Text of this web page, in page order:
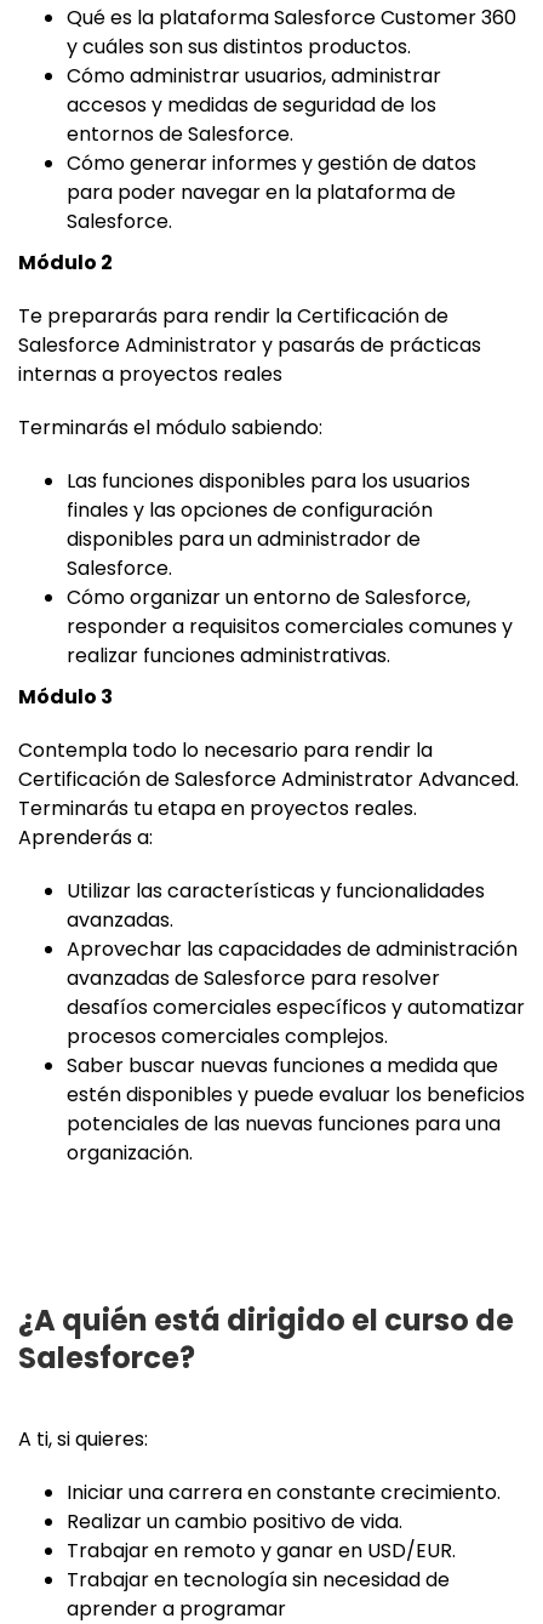
Qué es la plataforma Salesforce Customer 360
y cuáles son sus distintos productos.
Cómo administrar usuarios, administrar
accesos y medidas de seguridad de los
entornos de Salesforce.
Cómo generar informes y gestión de datos
para poder navegar en la plataforma de
Salesforce.
Módulo 2
Te prepararás para rendir la Certificación de
Salesforce Administrator y pasarás de prácticas
internas a proyectos reales
Terminarás el módulo sabiendo:
Las funciones disponibles para los usuarios
finales y las opciones de configuración
disponibles para un administrador de
Salesforce.
Cómo organizar un entorno de Salesforce,
responder a requisitos comerciales comunes y
realizar funciones administrativas.
Módulo 3
Contempla todo lo necesario para rendir la
Certificación de Salesforce Administrator Advanced.
Terminarás tu etapa en proyectos reales.
Aprenderás a:
Utilizar las características y funcionalidades
avanzadas.
Aprovechar las capacidades de administración
avanzadas de Salesforce para resolver
desafíos comerciales específicos y automatizar
procesos comerciales complejos.
Saber buscar nuevas funciones a medida que
estén disponibles y puede evaluar los beneficios
potenciales de las nuevas funciones para una
organización.
¿A quién está dirigido el curso de
Salesforce?
A ti, si quieres:
Iniciar una carrera en constante crecimiento.
Realizar un cambio positivo de vida.
Trabajar en remoto y ganar en USD/EUR.
Trabajar en tecnología sin necesidad de
aprender a programar